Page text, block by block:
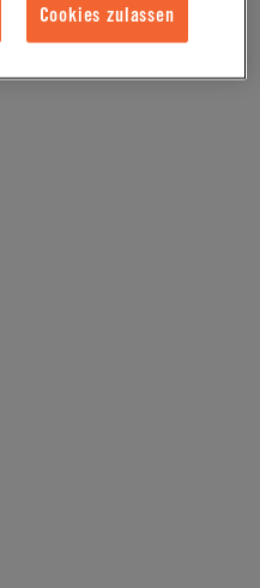
Cookies zulassen